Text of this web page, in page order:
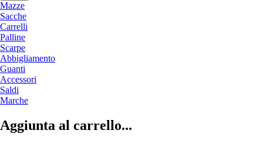
Mazze
Sacche
Carrelli
Palline
Scarpe
Abbigliamento
Guanti
Accessori
Saldi
Marche
Aggiunta al carrello...